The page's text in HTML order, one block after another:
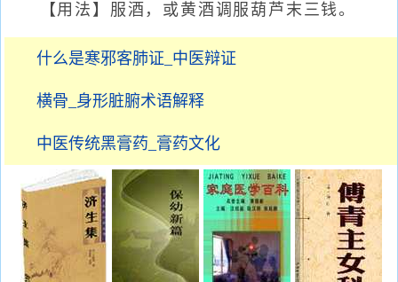
【用法】服酒，或黄酒调服葫芦末三钱。
什么是寒邪客肺证_中医辩证
横骨_身形脏腑术语解释
中医传统黑膏药_膏药文化